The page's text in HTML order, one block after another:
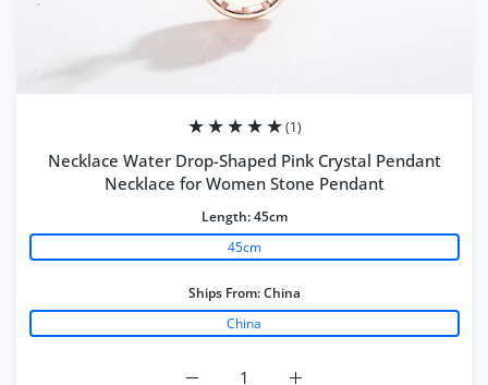
(1)
Necklace Water Drop-Shaped Pink Crystal Pendant
Necklace for Women Stone Pendant
Length:45cm
45cm
Ships From:China
China